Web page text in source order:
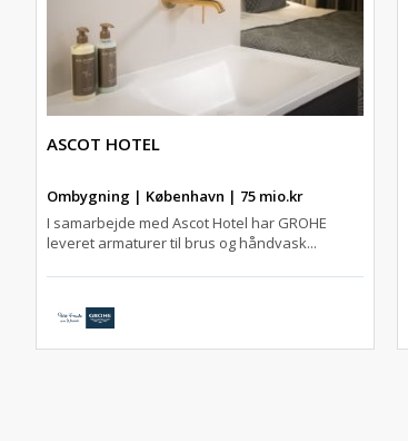
ASCOT HOTEL
Ombygning | København | 75 mio.kr
I samarbejde med Ascot Hotel har GROHE
leveret armaturer til brus og håndvask...